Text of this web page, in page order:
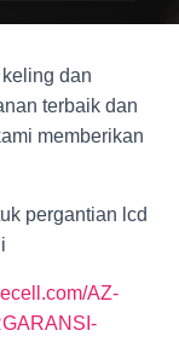
dan
terbaik dan
memberikan
pergantian lcd
AZ-